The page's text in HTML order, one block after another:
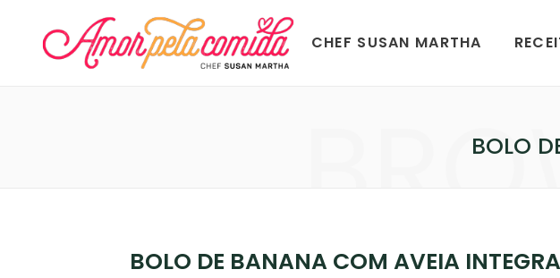
CHEF SUSAN MARTHA
BOLO
BOLO DE BANANA COM AVEIA